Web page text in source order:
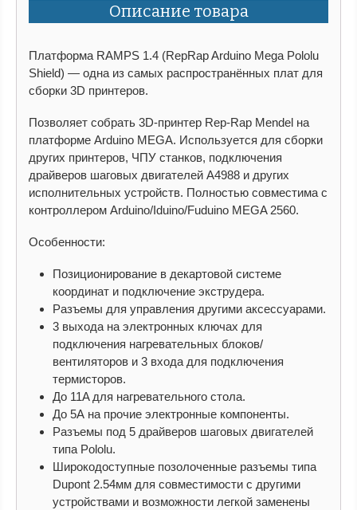
Описание товара
Платформа RAMPS 1.4 (RepRap Arduino Mega Pololu
Shield) — одна из самых распространённых плат для
сборки 3D принтеров.
Позволяет собрать 3D-принтер Rep-Rap Mendel на
платформе Arduino MEGA. Используется для сборки
других принтеров, ЧПУ станков, подключения
драйверов шаговых двигателей A4988 и других
исполнительных устройств. Полностью совместима с
контроллером Arduino/Iduino/Fuduino MEGA 2560.
Особенности:
Позиционирование в декартовой системе
координат и подключение экструдера.
Разъемы для управления другими аксессуарами.
3 выхода на электронных ключах для
подключения нагревательных блоков/
вентиляторов и 3 входа для подключения
термисторов.
До 11A для нагревательного стола.
До 5А на прочие электронные компоненты.
Разъемы под 5 драйверов шаговых двигателей
типа Pololu.
Широкодоступные позолоченные разъемы типа
Dupont 2.54мм для совместимости с другими
устройствами и возможности легкой заменены